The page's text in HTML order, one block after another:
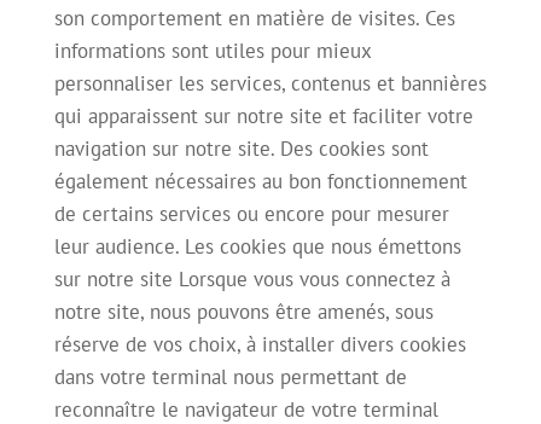
son comportement en matière de visites. Ces
informations sont utiles pour mieux
personnaliser les services, contenus et bannières
qui apparaissent sur notre site et faciliter votre
navigation sur notre site. Des cookies sont
également nécessaires au bon fonctionnement
de certains services ou encore pour mesurer
leur audience. Les cookies que nous émettons
sur notre site Lorsque vous vous connectez à
notre site, nous pouvons être amenés, sous
réserve de vos choix, à installer divers cookies
dans votre terminal nous permettant de
reconnaître le navigateur de votre terminal